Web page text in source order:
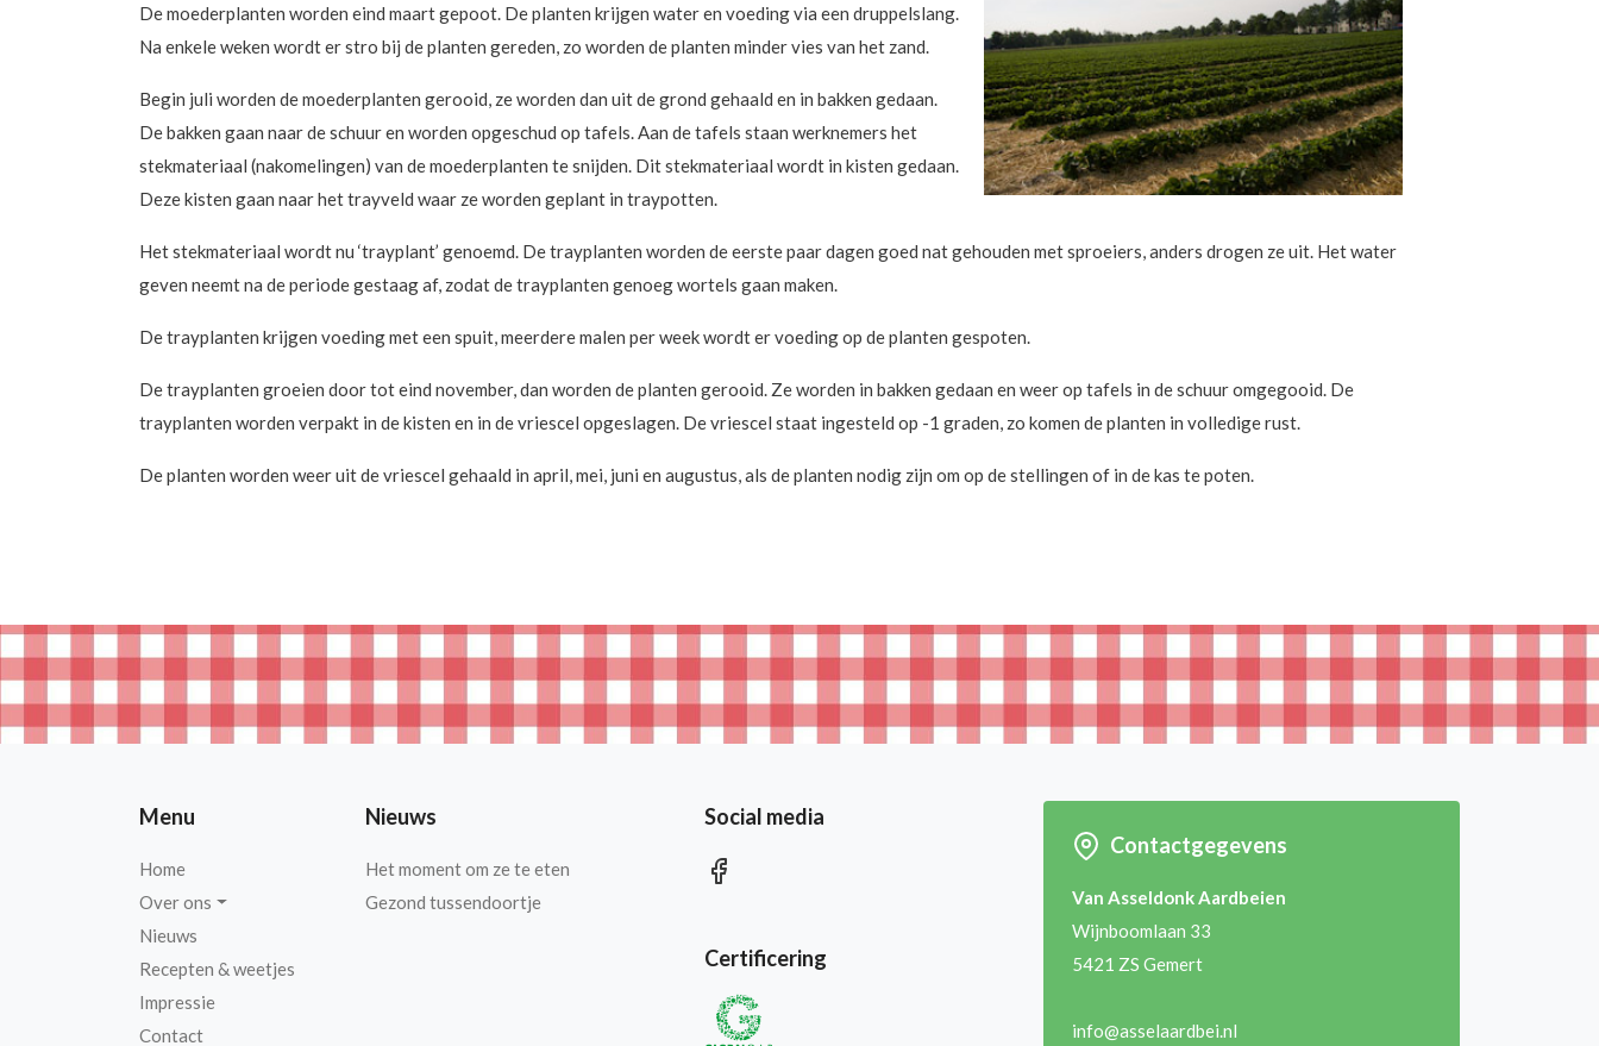
De moederplanten worden eind maart gepoot. De planten krijgen water en voeding via een druppelslang.
Na enkele weken wordt er stro bij de planten gereden, zo worden de planten minder vies van het zand.
Begin juli worden de moederplanten gerooid, ze worden dan uit de grond gehaald en in bakken gedaan.
De bakken gaan naar de schuur en worden opgeschud op tafels. Aan de tafels staan werknemers het
stekmateriaal (nakomelingen) van de moederplanten te snijden. Dit stekmateriaal wordt in kisten gedaan.
Deze kisten gaan naar het trayveld waar ze worden geplant in traypotten.
Het stekmateriaal wordt nu ‘trayplant’ genoemd. De trayplanten worden de eerste paar dagen goed nat gehouden met sproeiers, anders drogen ze uit. Het water
geven neemt na de periode gestaag af, zodat de trayplanten genoeg wortels gaan maken.
De trayplanten krijgen voeding met een spuit, meerdere malen per week wordt er voeding op de planten gespoten.
De trayplanten groeien door tot eind november, dan worden de planten gerooid. Ze worden in bakken gedaan en weer op tafels in de schuur omgegooid. De
trayplanten worden verpakt in de kisten en in de vriescel opgeslagen. De vriescel staat ingesteld op -1 graden, zo komen de planten in volledige rust.
De planten worden weer uit de vriescel gehaald in april, mei, juni en augustus, als de planten nodig zijn om op de stellingen of in de kas te poten.
Menu
Home
Over ons
Nieuws
Recepten & weetjes
Impressie
Contact
Nieuws
Het moment om ze te eten
Gezond tussendoortje
Social media
Certificering
Contactgegevens
Van Asseldonk Aardbeien
Wijnboomlaan 33
5421 ZS Gemert
info@asselaardbei.nl